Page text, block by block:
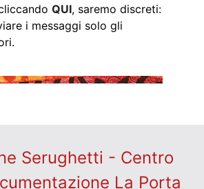
QUI, saremo discreti:
i messaggi solo gli
Serughetti - Centro
La Porta